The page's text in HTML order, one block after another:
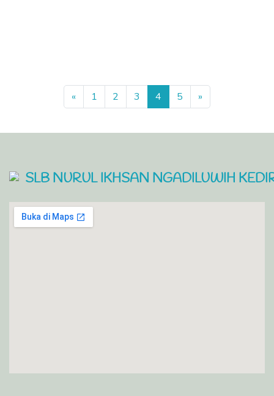
« Previous
1 2 3 4 5 »
SLB NURUL IKHSAN NGADILUWIH